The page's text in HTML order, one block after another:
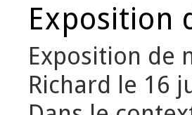
Exposition
Exposition de
Richard le 16